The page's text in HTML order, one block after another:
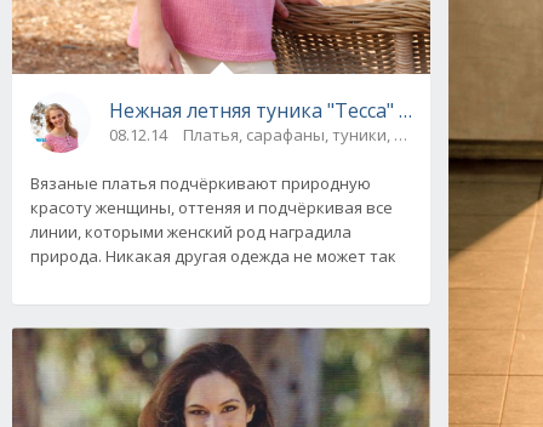
Нежная летняя туника "Тесса" от Drops
08.12.14 Платья, сарафаны, туники, юбки
Вязаные платья подчёркивают природную
красоту женщины, оттеняя и подчёркивая все
линии, которыми женский род наградила
природа. Никакая другая одежда не может так